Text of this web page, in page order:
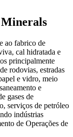
ao fabrico de
cal hidratada e
principalmente
rodovias, estradas
e vidro, meio
e
gases de
serviços de petróleo
indústrias
de Operações de